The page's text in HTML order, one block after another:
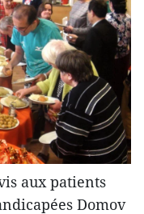
aux patients
Domov